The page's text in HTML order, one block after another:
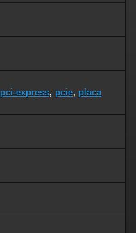
pci-express, pcie, placa